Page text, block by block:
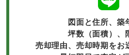
図面と住所、築
坪数（面積）、
売却理由、売却時期をお